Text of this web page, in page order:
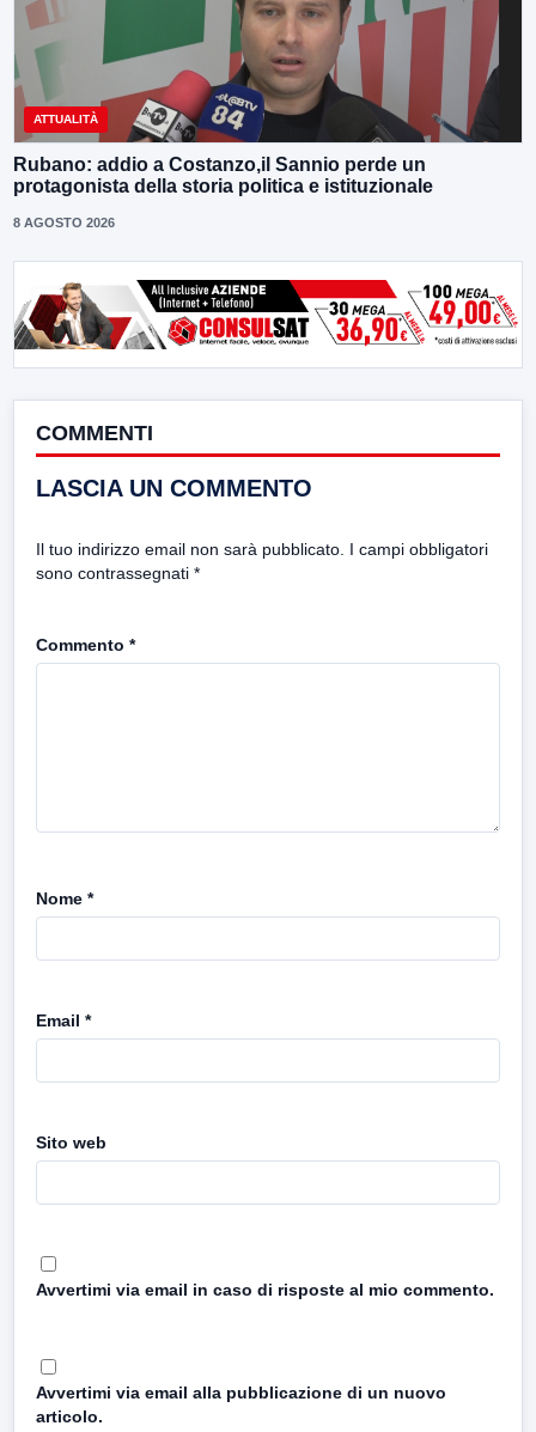
ATTUALITÀ
Rubano: addio a Costanzo,il Sannio perde un
protagonista della storia politica e istituzionale
8 AGOSTO 2026
COMMENTI
LASCIA UN COMMENTO
Il tuo indirizzo email non sarà pubblicato. I campi obbligatori
sono contrassegnati *
Commento *
Nome *
Email *
Sito web
Avvertimi via email in caso di risposte al mio commento.
Avvertimi via email alla pubblicazione di un nuovo
articolo.